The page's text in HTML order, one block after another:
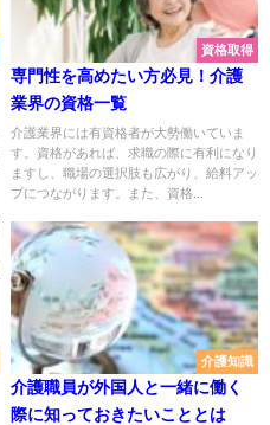
資格取得
専門性を高めたい方必見！介護
業界の資格一覧
介護業界には有資格者が大勢働いていま
す。資格があれば、求職の際に有利になり
ますし、職場の選択肢も広がり、給料アッ
プにつながります。また、資格...
介護知識
介護職員が外国人と一緒に働く
際に知っておきたいこととは